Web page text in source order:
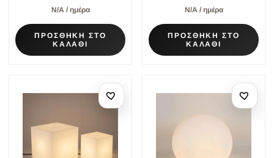
Ν/Α / ημέρα
ΠΡΟΣΘΗΚΗ ΣΤΟ
ΚΑΛΑΘΙ
Ν/Α / ημέρα
ΠΡΟΣΘΗΚΗ ΣΤΟ
ΚΑΛΑΘΙ